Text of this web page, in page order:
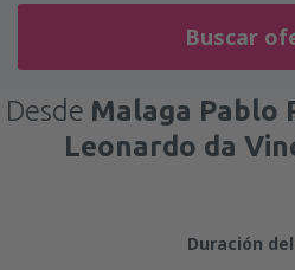
Buscar
Desde Malaga Pablo
Leonardo da
Duración